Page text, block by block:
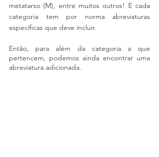
metatarso (M), entre muitos outros! E cada
categoria tem por norma abreviaturas
específicas que deve incluir.
Então, para além da categoria a que
pertencem, podemos ainda encontrar uma
abreviatura adicionada.